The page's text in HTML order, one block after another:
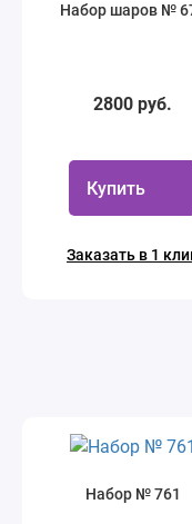
Набор шаров №
2800 руб.
Купить
Заказать в 1
Набор № 761